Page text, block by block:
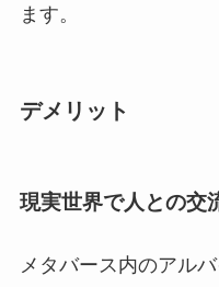
ます。
デメリット
現実世界で人との交
メタバース内のアル